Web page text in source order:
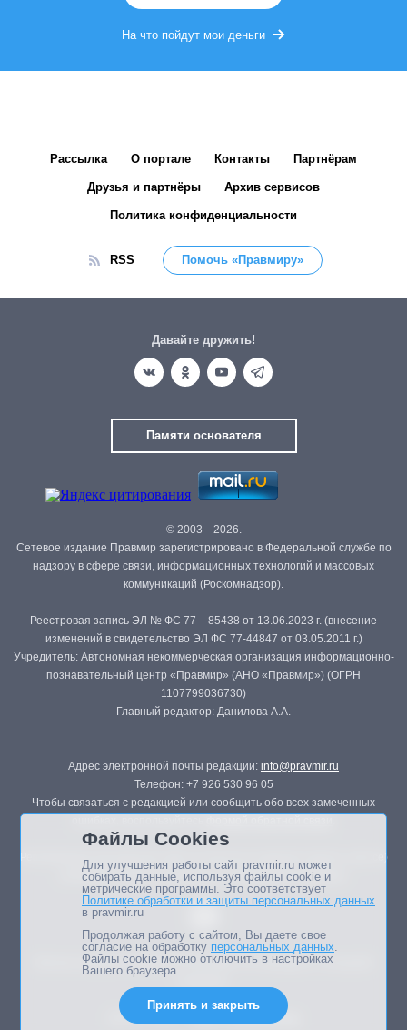
На что пойдут мои деньги
Рассылка О портале Контакты Партнёрам
Друзья и партнёры Архив сервисов
Политика конфиденциальности
RSS Помочь «Правмиру»
Давайте дружить!
Памяти основателя
© 2003—2026.
Сетевое издание Правмир зарегистрировано в Федеральной службе по
надзору в сфере связи, информационных технологий и массовых
коммуникаций (Роскомнадзор).
Реестровая запись ЭЛ № ФС 77 – 85438 от 13.06.2023 г. (внесение
изменений в свидетельство ЭЛ ФС 77-44847 от 03.05.2011 г.)
Учредитель: Автономная некоммерческая организация информационно-
познавательный центр «Правмир» (АНО «Правмир») (ОГРН
1107799036730)
Главный редактор: Данилова А.А.
Адрес электронной почты редакции: info@pravmir.ru
Телефон: +7 926 530 96 05
Чтобы связаться с редакцией или сообщить обо всех замеченных
Републикация материалов сайта в печатных изданиях (книгах, прессе)
возможна только с письменного разрешения редакции.
Мнение авторов статей портала может не совпадать с позицией
Дизайн сайта -
Файлы Cookies
Для улучшения работы сайт pravmir.ru может
собирать данные, используя файлы cookie и
метрические программы. Это соответствует
Политике обработки и защиты персональных данных
в pravmir.ru
Продолжая работу с сайтом, Вы даете свое
согласие на обработку персональных данных.
Файлы cookie можно отключить в настройках
Вашего браузера.
Принять и закрыть